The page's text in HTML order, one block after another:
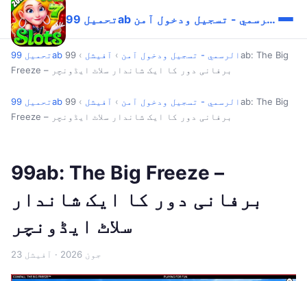
تحميل 99ab الرسمي - تسجيل ودخول آمن
تحميل 99ab الرسمي - تسجيل ودخول آمن › آفیشل ›
99ab: The Big
Freeze – برفانی دور کا ایک شاندار سلاٹ ایڈونچر
تحميل 99ab الرسمي - تسجيل ودخول آمن › آفیشل ›
99ab: The Big
Freeze – برفانی دور کا ایک شاندار سلاٹ ایڈونچر
99ab: The Big Freeze –
برفانی دور کا ایک شاندار
سلاٹ ایڈونچر
23 جون 2026 · آفیشل